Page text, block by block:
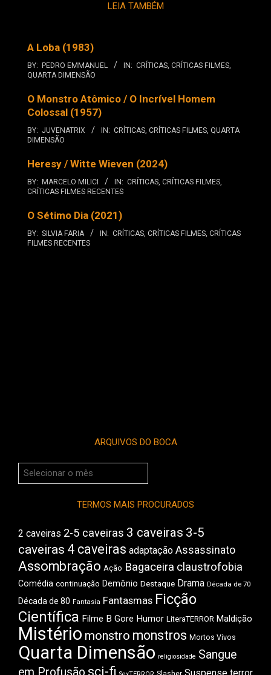
LEIA TAMBÉM
A Loba (1983)
BY: PEDRO EMMANUEL IN: CRÍTICAS, CRÍTICAS FILMES,
QUARTA DIMENSÃO
O Monstro Atômico / O Incrível Homem
Colossal (1957)
BY: JUVENATRIX IN: CRÍTICAS, CRÍTICAS FILMES, QUARTA
DIMENSÃO
Heresy / Witte Wieven (2024)
BY: MARCELO MILICI IN: CRÍTICAS, CRÍTICAS FILMES,
CRÍTICAS FILMES RECENTES
O Sétimo Dia (2021)
BY: SILVIA FARIA IN: CRÍTICAS, CRÍTICAS FILMES, CRÍTICAS
FILMES RECENTES
ARQUIVOS DO BOCA
Arquivos
do
TERMOS MAIS PROCURADOS
2 caveiras 2-5 caveiras 3 caveiras 3-5
caveiras 4 caveiras adaptação Assassinato
Assombração Ação Bagaceira claustrofobia
Comédia continuação Demônio Destaque Drama Década de 70
Década de 80 Fantasia Fantasmas Ficção
Científica Filme B Gore Humor LiteraTERROR Maldição
Mistério monstro monstros Mortos Vivos
Quarta Dimensão religiosidade Sangue
sci-fi